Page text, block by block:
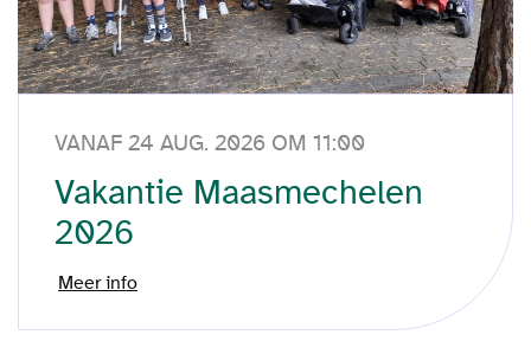
VANAF 24 AUG. 2026 OM 11:00
Vakantie Maasmechelen
2026
Meer info